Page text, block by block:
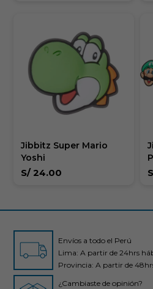
Jibbitz Super Mario
Yoshi
S/ 24.00
Envíos a todo el Perú
Lima: A partir de 24hrs
Provincia: A partir de
¿Cambiaste de opinión?